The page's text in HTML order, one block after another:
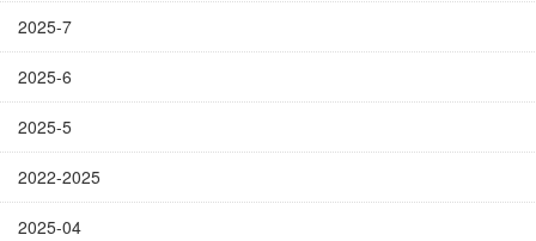
2025-7
2025-6
2025-5
2022-2025
2025-04